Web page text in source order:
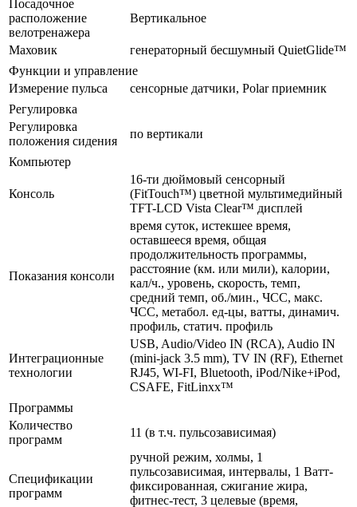
Посадочное
расположение
велотренажера
Вертикальное
Маховик
генераторный бесшумный QuietGlide™
Функции и управление
Измерение пульса
сенсорные датчики, Polar приемник
Регулировка
Регулировка
положения сидения
по вертикали
Компьютер
Консоль
16-ти дюймовый сенсорный
(FitTouch™) цветной мультимедийный
TFT-LCD Vista Clear™ дисплей
Показания консоли
время суток, истекшее время,
оставшееся время, общая
продолжительность программы,
расстояние (км. или мили), калории,
кал/ч., уровень, скорость, темп,
средний темп, об./мин., ЧСС, макс.
ЧСС, метабол. ед-цы, ватты, динамич.
профиль, статич. профиль
Интеграционные
технологии
USB, Audio/Video IN (RCA), Audio IN
(mini-jack 3.5 mm), TV IN (RF), Ethernet
RJ45, WI-FI, Bluetooth, iPod/Nike+iPod,
CSAFE, FitLinxx™
Программы
Количество
программ
11 (в т.ч. пульсозависимая)
Спецификации
программ
ручной режим, холмы, 1
пульсозависимая, интервалы, 1 Ватт-
фиксированная, сжигание жира,
фитнес-тест, 3 целевые (время,